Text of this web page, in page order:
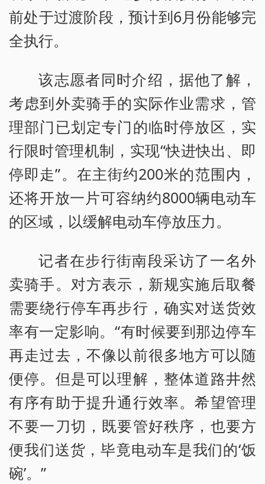
前处于过渡阶段，预计到6月份能够完
全执行。
该志愿者同时介绍，据他了解，
考虑到外卖骑手的实际作业需求，管
理部门已划定专门的临时停放区，实
行限时管理机制，实现“快进快出、即
停即走”。在主街约200米的范围内，
还将开放一片可容纳约8000辆电动车
的区域，以缓解电动车停放压力。
记者在步行街南段采访了一名外
卖骑手。对方表示，新规实施后取餐
需要绕行停车再步行，确实对送货效
率有一定影响。“有时候要到那边停车
再走过去，不像以前很多地方可以随
便停。但是可以理解，整体道路井然
有序有助于提升通行效率。希望管理
不要一刀切，既要管好秩序，也要方
便我们送货，毕竟电动车是我们的‘饭
碗’。”